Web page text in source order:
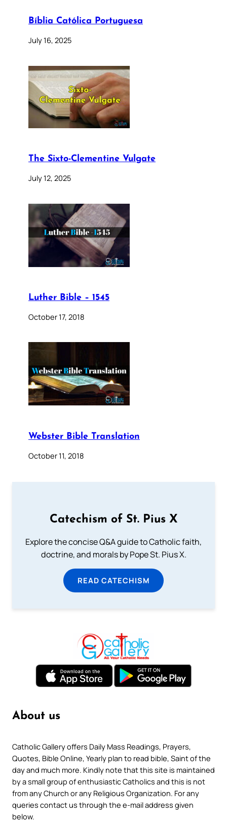
Bíblia Católica Portuguesa
July 16, 2025
The Sixto-Clementine Vulgate
July 12, 2025
Luther Bible – 1545
October 17, 2018
Webster Bible Translation
October 11, 2018
Catechism of St. Pius X
Explore the concise Q&A guide to Catholic faith,
doctrine, and morals by Pope St. Pius X.
READ CATECHISM
About us
Catholic Gallery offers Daily Mass Readings, Prayers,
Quotes, Bible Online, Yearly plan to read bible, Saint of the
day and much more. Kindly note that this site is maintained
by a small group of enthusiastic Catholics and this is not
from any Church or any Religious Organization. For any
queries contact us through the e-mail address given
below.